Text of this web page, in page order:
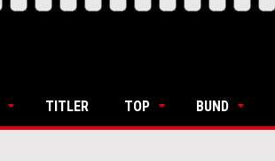
TITLER TOP BUND